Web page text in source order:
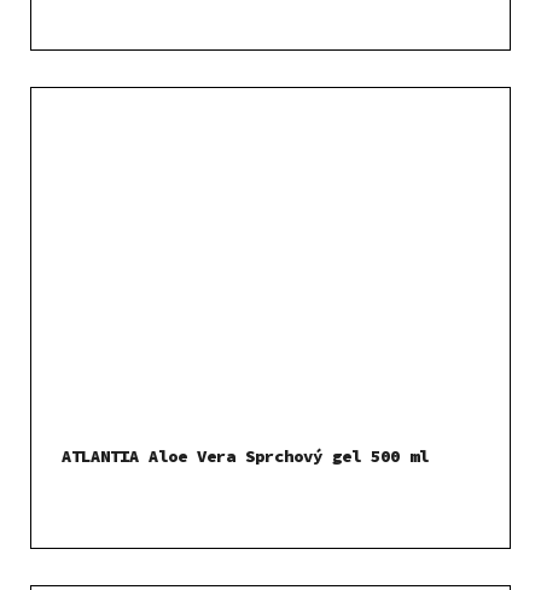
ATLANTIA Aloe Vera Sprchový gel 500 ml